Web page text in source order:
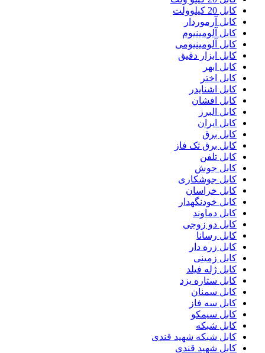
کابل 20 کیلوولت
کابل آرموردار
کابل آلومینیوم
کابل آلومینیومی
کابل ابزار دقیق
کابل ابهر
کابل اختر
کابل اشنایدر
کابل افشان
کابل البرز
کابل ایران
کابل برق
کابل برق تک فاز
کابل تلفن
کابل جوش
کابل جوشکاری
کابل خراسان
کابل خودنگهدار
کابل دماوند
کابل دو زوجی
کابل رسانا
کابل زره دار
کابل زمینی
کابل ژله فیلد
کابل ستاره یزد
کابل سمنان
کابل سه فاز
کابل سیمکو
کابل شبکه
کابل شبکه شهید قندی
کابل شهید قندی